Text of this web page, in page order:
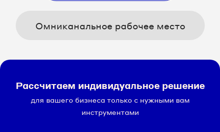
Омниканальное рабочее место
Рассчитаем индивидуальное решение
для вашего бизнеса только с нужными вам
инструментами